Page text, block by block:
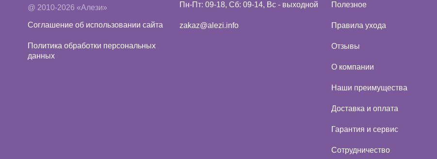
@ 2010-2026 «Алези»
Соглашение об использовании сайта
Политика обработки персональных
данных
Пн-Пт: 09-18, Сб: 09-14, Вс - выходной
zakaz@alezi.info
Полезное
Правила ухода
Отзывы
О компании
Наши преимущества
Доставка и оплата
Гарантия и сервис
Сотрудничество